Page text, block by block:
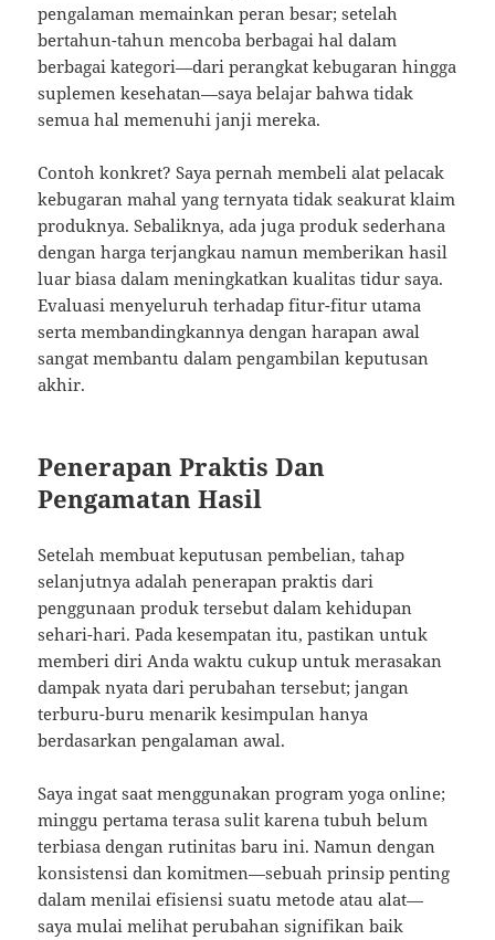
pengalaman memainkan peran besar; setelah
bertahun-tahun mencoba berbagai hal dalam
berbagai kategori—dari perangkat kebugaran hingga
suplemen kesehatan—saya belajar bahwa tidak
semua hal memenuhi janji mereka.
Contoh konkret? Saya pernah membeli alat pelacak
kebugaran mahal yang ternyata tidak seakurat klaim
produknya. Sebaliknya, ada juga produk sederhana
dengan harga terjangkau namun memberikan hasil
luar biasa dalam meningkatkan kualitas tidur saya.
Evaluasi menyeluruh terhadap fitur-fitur utama
serta membandingkannya dengan harapan awal
sangat membantu dalam pengambilan keputusan
akhir.
Penerapan Praktis Dan
Pengamatan Hasil
Setelah membuat keputusan pembelian, tahap
selanjutnya adalah penerapan praktis dari
penggunaan produk tersebut dalam kehidupan
sehari-hari. Pada kesempatan itu, pastikan untuk
memberi diri Anda waktu cukup untuk merasakan
dampak nyata dari perubahan tersebut; jangan
terburu-buru menarik kesimpulan hanya
berdasarkan pengalaman awal.
Saya ingat saat menggunakan program yoga online;
minggu pertama terasa sulit karena tubuh belum
terbiasa dengan rutinitas baru ini. Namun dengan
konsistensi dan komitmen—sebuah prinsip penting
dalam menilai efisiensi suatu metode atau alat—
saya mulai melihat perubahan signifikan baik